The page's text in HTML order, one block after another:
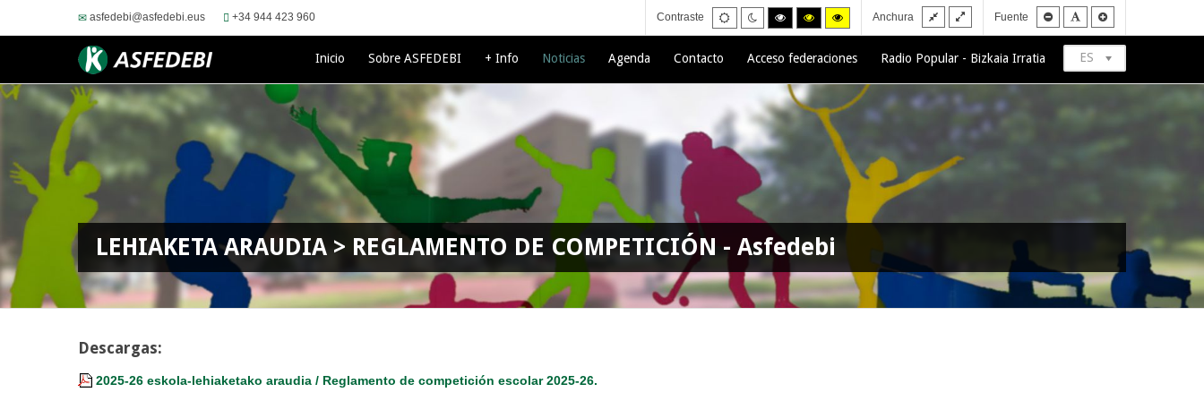
asfedebi@asfedebi.eus +34 944 423 960 Contraste
Default
mode
Night
mode
High
contrast
black/white
High
contrast
black/yellow
High
contrast
yellow/black
Anchura
Fixed
layout
Wide
layoutFuente
Smaller
font
Default
font
ES
Inicio Sobre ASFEDEBI + Info Noticias Agenda Contacto Acceso federaciones Radio Popular - Bizkaia Irratia
LEHIAKETA ARAUDIA > REGLAMENTO DE COMPETICIÓN - Asfedebi
Descargas:
2025-26 eskola-lehiaketako araudia / Reglamento de competición escolar 2025-26.